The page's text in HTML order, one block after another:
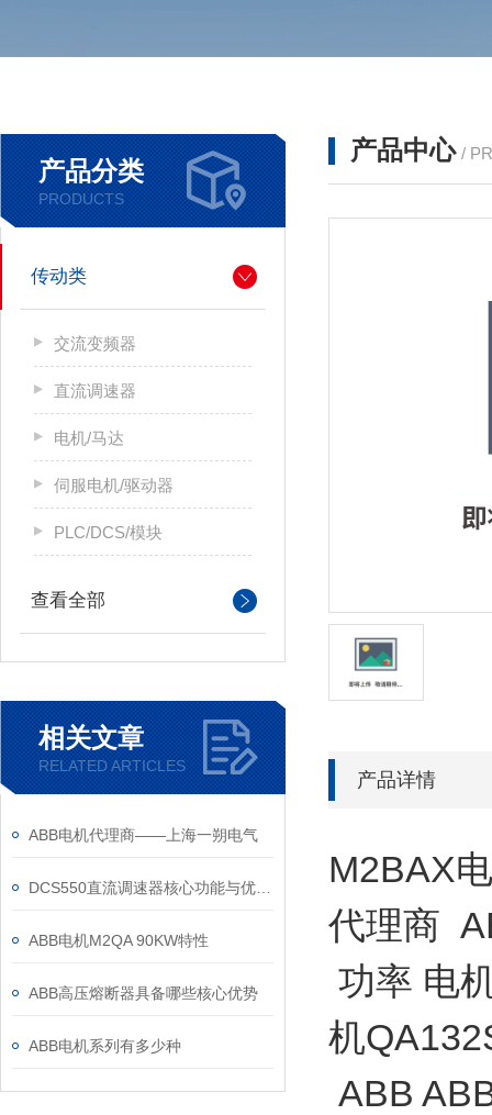
产品分类
PRODUCTS
传动类
交流变频器
直流调速器
电机/马达
伺服电机/驱动器
PLC/DCS/模块
查看全部
相关文章
RELATED ARTICLES
ABB电机代理商——上海一朔电气
ABB电机M2QA 90KW特性
ABB高压熔断器具备哪些核心优势
ABB电机系列有多少种
产品中心 /
产品详情
M2BAX
代理商
功率 电
机
ABB